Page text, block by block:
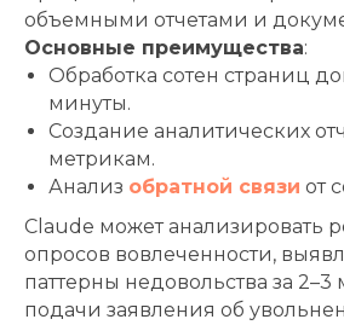
объемными отчетами и
Основные преимущества:
Обработка сотен страниц
минуты.
Создание аналитических
метрикам.
Анализ обратной связи от
Claude может анализировать
опросов вовлеченности,
паттерны недовольства за 2–3
подачи заявления об